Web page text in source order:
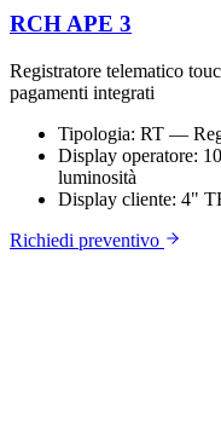
RCH APE 3
Registratore telematico
pagamenti integrati
Tipologia: RT —
Display operatore:
luminosità
Display cliente: 4"
Richiedi preventivo